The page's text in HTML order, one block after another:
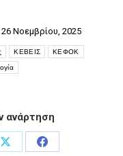
26 Νοεμβρίου, 2025
ΚΕΒΕΙΣ ΚΕΦΟΚ
ανάρτηση
Share
Share